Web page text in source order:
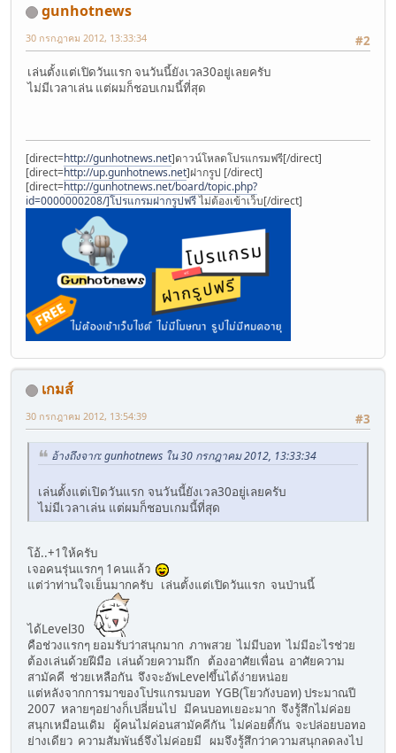
gunhotnews
#2
30 กรกฎาคม 2012, 13:33:34
เล่นตั้งแต่เปิดวันแรก จนวันนี้ยังเวล30อยู่เลยครับ
ไม่มีเวลาเล่น แต่ผมก็ชอบเกมนี้ที่สุด
[direct=http://gunhotnews.net]ดาวน์โหลดโปรแกรมฟรี[/direct]
[direct=http://up.gunhotnews.net]ฝากรูป [/direct]
[direct=http://gunhotnews.net/board/topic.php?
id=0000000208/]โปรแกรมฝากรูปฟรีไม่ต้องเข้าเว็บ[/direct]
เกมส์
#3
30 กรกฎาคม 2012, 13:54:39
อ้างถึงจาก: gunhotnews ใน 30 กรกฎาคม 2012, 13:33:34
เล่นตั้งแต่เปิดวันแรก จนวันนี้ยังเวล30อยู่เลยครับ
ไม่มีเวลาเล่น แต่ผมก็ชอบเกมนี้ที่สุด
โอ้..+1ให้ครับ
เจอคนรุ่นแรกๆ 1คนแล้ว
แต่ว่าท่านใจเย็นมากครับ เล่นตั้งแต่เปิดวันแรก จนป่านนี้
ได้Level30
คือช่วงแรกๆ ยอมรับว่าสนุกมาก ภาพสวย ไม่มีบอท ไม่มีอะไรช่วย
ต้องเล่นด้วยฝีมือ เล่นด้วยความถึก ต้องอาศัยเพื่อน อาศัยความ
สามัคคี ช่วยเหลือกัน จึงจะอัพLevelขึ้นได้ง่ายหน่อย
แต่หลังจากการมาของโปรแกรมบอท YGB(โยวกังบอท) ประมาณปี
2007 หลายๆอย่างก็เปลี่ยนไป มีคนบอทเยอะมาก จึงรู้สึกไม่ค่อย
สนุกเหมือนเดิม ผู้คนไม่ค่อนสามัคคีกัน ไม่ค่อยตี้กัน จะปล่อยบอทอ
ย่างเดียว ความสัมพันธ์จึงไม่ค่อยมี ผมจึงรู้สึกว่าความสนุกลดลงไป